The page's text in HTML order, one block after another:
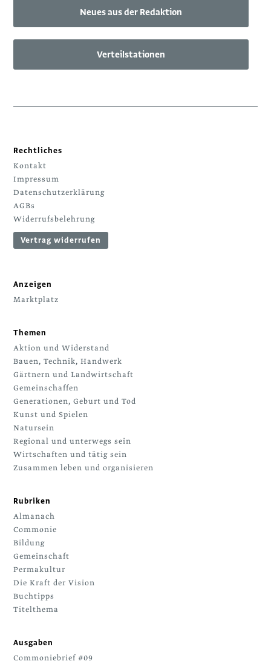
Neues aus der Redaktion
Verteilstationen
Rechtliches
Kontakt
Impressum
Datenschutzerklärung
AGBs
Widerrufsbelehrung
Vertrag widerrufen
Anzeigen
Marktplatz
Themen
Aktion und Widerstand
Bauen, Technik, Handwerk
Gärtnern und Landwirtschaft
Gemeinschaffen
Generationen, Geburt und Tod
Kunst und Spielen
Natursein
Regional und unterwegs sein
Wirtschaften und tätig sein
Zusammen leben und organisieren
Rubriken
Almanach
Commonie
Bildung
Gemeinschaft
Permakultur
Die Kraft der Vision
Buchtipps
Titelthema
Ausgaben
Commoniebrief #09